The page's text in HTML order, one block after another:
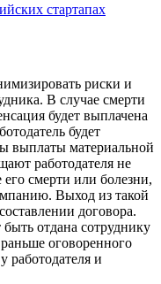
стартапах
риски и
В случае смерти
будет выплачена
будет
выплаты материальной
работодателя не
его смерти или болезни,
Выход из такой
договора.
отдана сотруднику
оговоренного
работодателя и